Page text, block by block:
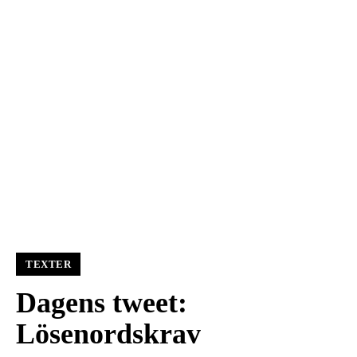
TEXTER
Dagens tweet:
Lösenordskrav